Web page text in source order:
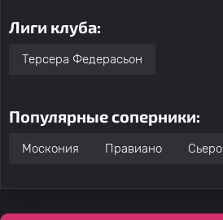
Лиги клуба:
Терсера Федерасьон
Популярные соперники:
Москония Правиано Сьеро